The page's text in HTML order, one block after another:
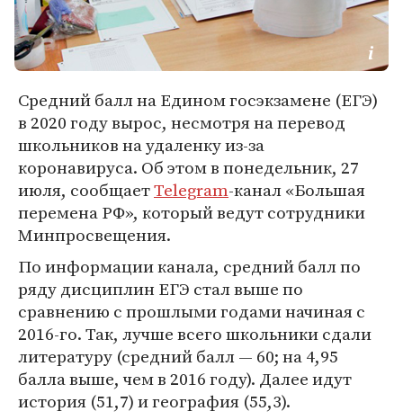
Средний балл на Едином госэкзамене (ЕГЭ)
в 2020 году вырос, несмотря на перевод
школьников на удаленку из-за
коронавируса. Об этом в понедельник, 27
июля, сообщаетTelegram-канал «Большая
перемена РФ», который ведут сотрудники
Минпросвещения.
По информации канала, средний балл по
ряду дисциплин ЕГЭ стал выше по
сравнению с прошлыми годами начиная с
2016-го. Так, лучше всего школьники сдали
литературу (средний балл — 60; на 4,95
балла выше, чем в 2016 году). Далее идут
история (51,7) и география (55,3).